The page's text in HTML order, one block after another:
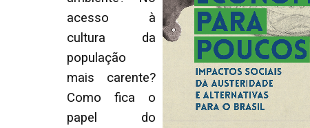
acesso à
cultura da
população
mais carente?
Como fica o
papel do